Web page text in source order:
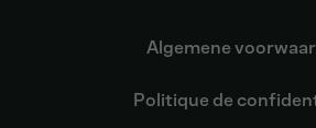
Algemene
Politique de